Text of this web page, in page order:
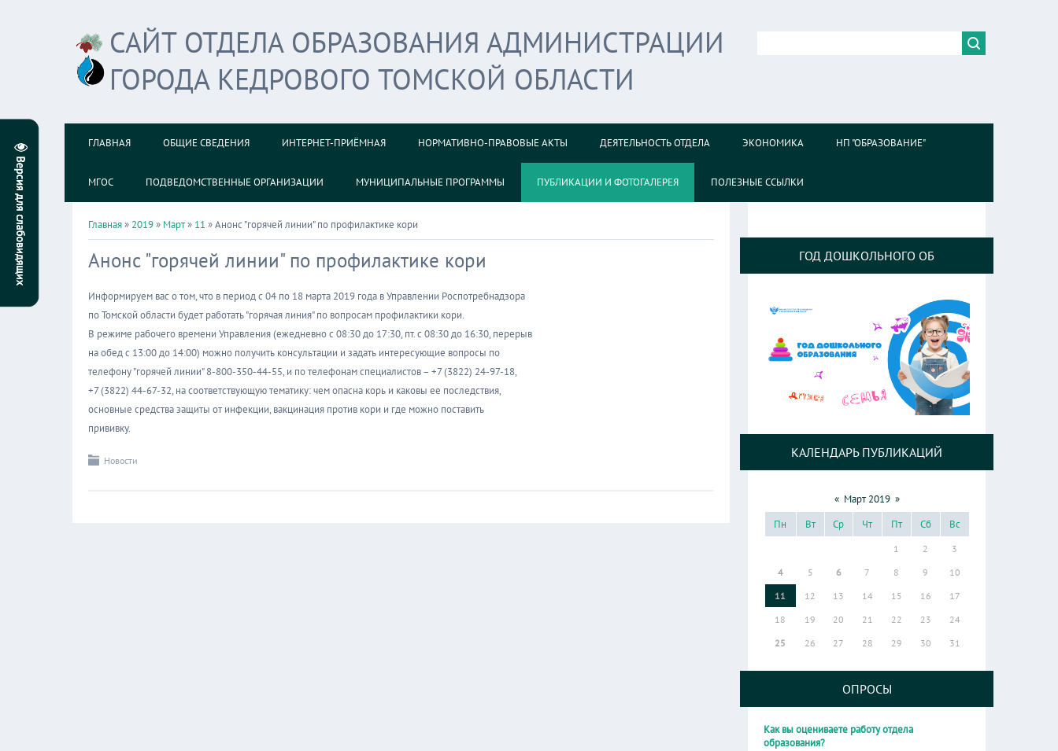
САЙТ ОТДЕЛА ОБРАЗОВАНИЯ АДМИНИСТРАЦИИ
ГОРОДА КЕДРОВОГО ТОМСКОЙ ОБЛАСТИ
ГЛАВНАЯ ОБЩИЕ СВЕДЕНИЯ ИНТЕРНЕТ-ПРИЁМНАЯ НОРМАТИВНО-ПРАВОВЫЕ АКТЫ ДЕЯТЕЛЬНОСТЬ ОТДЕЛА ЭКОНОМИКА НП "ОБРАЗОВАНИЕ"
МГОС ПОДВЕДОМСТВЕННЫЕ ОРГАНИЗАЦИИ МУНИЦИПАЛЬНЫЕ ПРОГРАММЫ ПУБЛИКАЦИИ И ФОТОГАЛЕРЕЯ ПОЛЕЗНЫЕ ССЫЛКИ
Главная» 2019» Март» 11 » Анонс "горячей линии" по профилактике кори
Анонс "горячей линии" по профилактике кори
Информируем вас о том, что в период с 04 по 18 марта 2019 года в Управлении Роспотребнадзора
по Томской области будет работать "горячая линия" по вопросам профилактики кори.
В режиме рабочего времени Управления (ежедневно с 08:30 до 17:30, пт. с 08:30 до 16:30, перерыв
на обед с 13:00 до 14:00) можно получить консультации и задать интересующие вопросы по
телефону "горячей линии" 8-800-350-44-55, и по телефонам специалистов – +7 (3822) 24-97-18,
+7 (3822) 44-67-32, на соответствующую тематику: чем опасна корь и каковы ее последствия,
основные средства защиты от инфекции, вакцинация против кори и где можно поставить
прививку.
Новости
ГОД ДОШКОЛЬНОГО ОБ
КАЛЕНДАРЬ ПУБЛИКАЦИЙ
« Март 2019 »
Пн
Вт Ср Чт Пт Сб Вс
1 2
3
4
5 6 7 8 9
10
11
12 13 14 15 16
17
18
19 20 21 22 23
24
25
26 27 28 29 30 31
ОПРОСЫ
Как вы оцениваете работу отдела
образования?